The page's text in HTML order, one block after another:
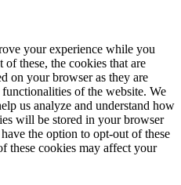
your experience while you
these, the cookies that are
on your browser as they are
of the website. We
us analyze and understand how
will be stored in your browser
the option to opt-out of these
these cookies may affect your